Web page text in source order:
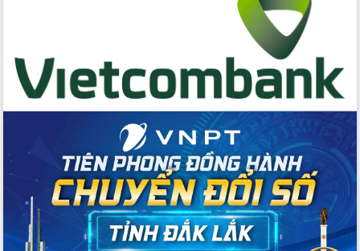
số y tế tại Đắk Lắk
Chuyển đổi số thư viện: Mở rộng
không gian tri thức trong thời đại số
chức diễn tập trước ngày bầu cử
Chương trình “Gặp gỡ hữu nghị –
Friendship Meeting New Year 2026”
Bầu cử Quốc hội và HĐND: Cử tri Đắk
Lắk gửi gắm niềm tin, kỳ vọng vào lá
phiếu
Đắk Lắk sẵn sàng các điều kiện cho